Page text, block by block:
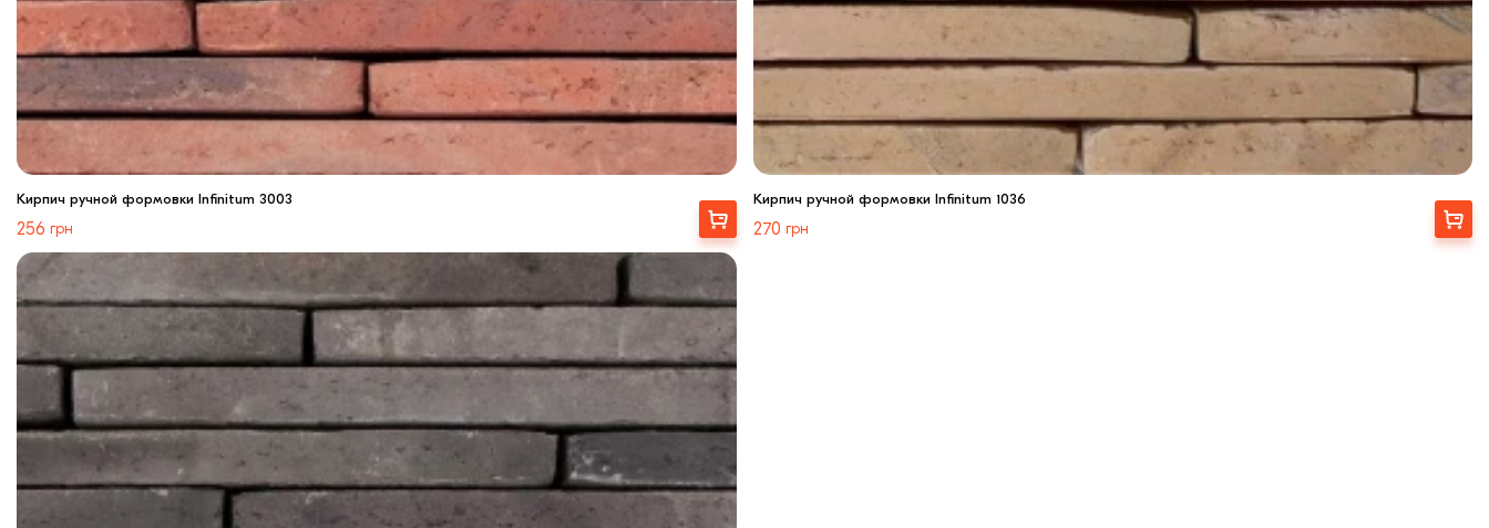
Кирпич ручной формовки Infinitum 3003
256 грн
Выбрать
Кирпич ручной формовки Infinitum 1036
270 грн
Выбрать